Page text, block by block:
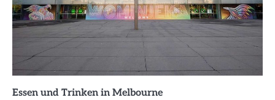
Essen und Trinken in Melbourne